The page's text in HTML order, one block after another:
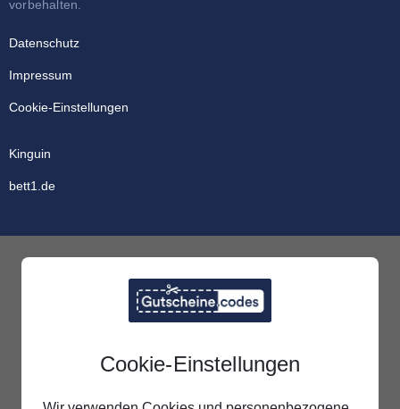
vorbehalten.
Datenschutz
Impressum
Cookie-Einstellungen
Kinguin
bett1.de
Cookie-Einstellungen